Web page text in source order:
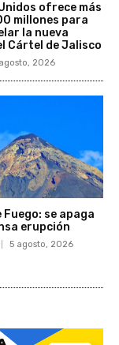
ofrece más
millones para
la nueva
Cártel de Jalisco
2026
Fuego: se apaga
erupción
5 agosto, 2026